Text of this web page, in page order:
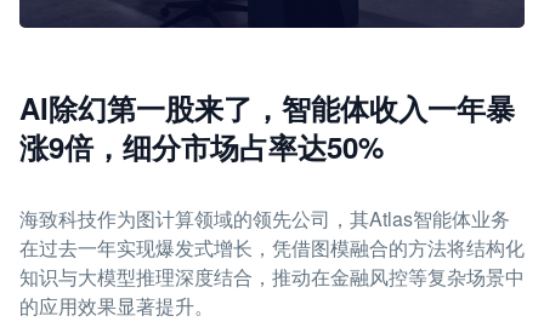
AI除幻第一股来了，智能体收入一年暴
涨9倍，细分市场占率达50%
海致科技作为图计算领域的领先公司，其Atlas智能体业务
在过去一年实现爆发式增长，凭借图模融合的方法将结构化
知识与大模型推理深度结合，推动在金融风控等复杂场景中
的应用效果显著提升。